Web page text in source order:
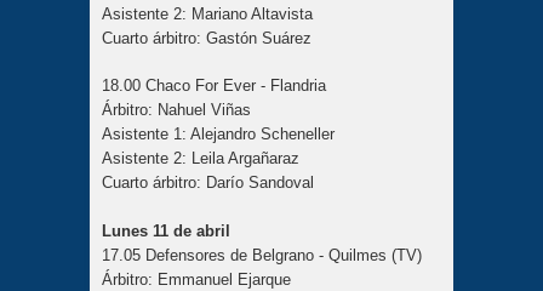
Asistente 2: Mariano Altavista
Cuarto árbitro: Gastón Suárez
18.00 Chaco For Ever - Flandria
Árbitro: Nahuel Viñas
Asistente 1: Alejandro Scheneller
Asistente 2: Leila Argañaraz
Cuarto árbitro: Darío Sandoval
Lunes 11 de abril
17.05 Defensores de Belgrano - Quilmes (TV)
Árbitro: Emmanuel Ejarque